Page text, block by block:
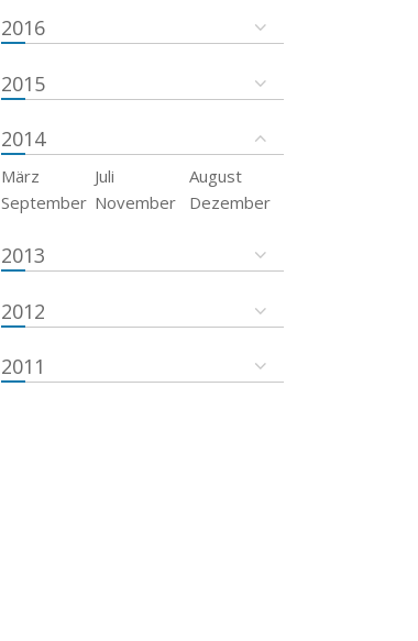
2016
2015
2014
März Juli
August
September November Dezember
2013
2012
2011